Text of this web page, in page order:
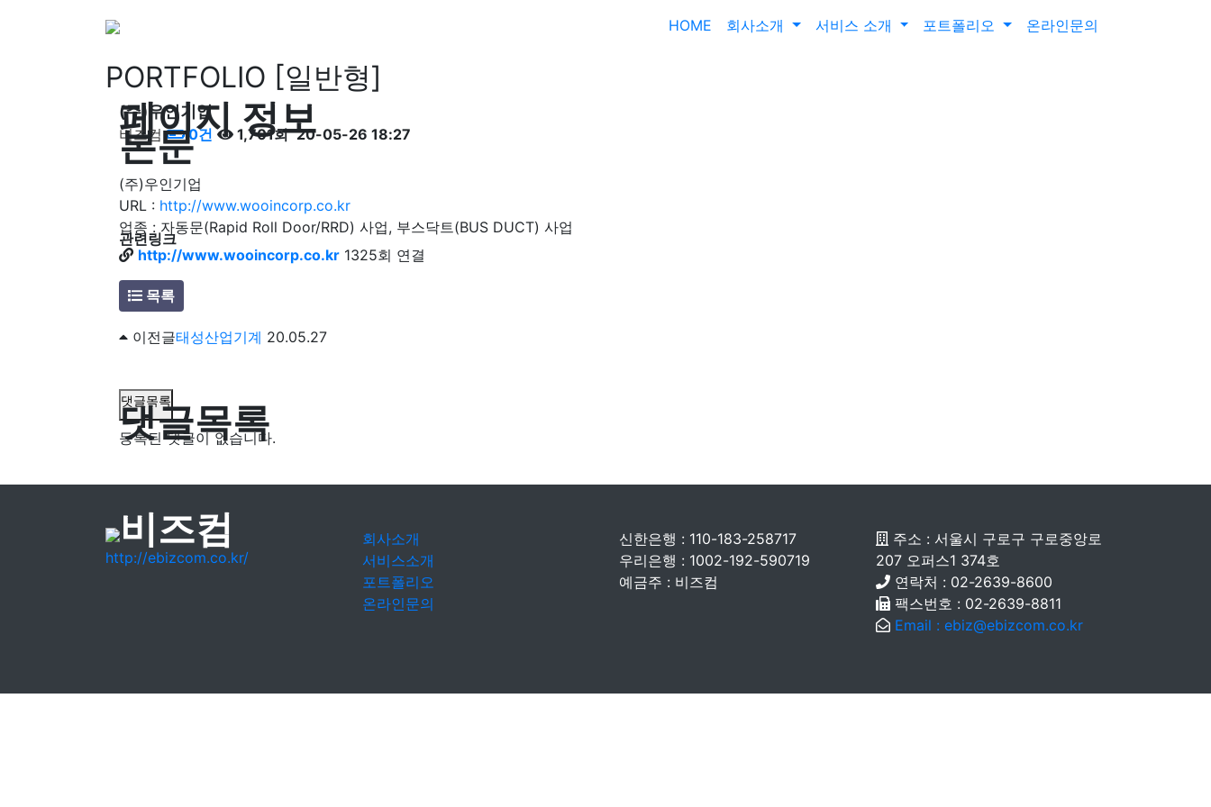
HOME 회사소개 서비스 소개 포트폴리오 온라인문의
PORTFOLIO [일반형]
(주)우인기업
페이지 정보
비즈컴 0건 1,701회 20-05-26 18:27
본문
(주)우인기업
URL : http://www.wooincorp.co.kr
업종 : 자동문(Rapid Roll Door/RRD) 사업, 부스닥트(BUS DUCT) 사업
관련링크
http://www.wooincorp.co.kr 1325회 연결
목록
이전글태성산업기계 20.05.27
댓글목록
댓글목록
등록된 댓글이 없습니다.
http://ebizcom.co.kr/
회사소개
서비스소개
포트폴리오
온라인문의
신한은행 : 110-183-258717
우리은행 : 1002-192-590719
예금주 : 비즈컴
주소 : 서울시 구로구 구로중앙로
207 오퍼스1 374호
연락처 : 02-2639-8600
팩스번호 : 02-2639-8811
Email : ebiz@ebizcom.co.kr